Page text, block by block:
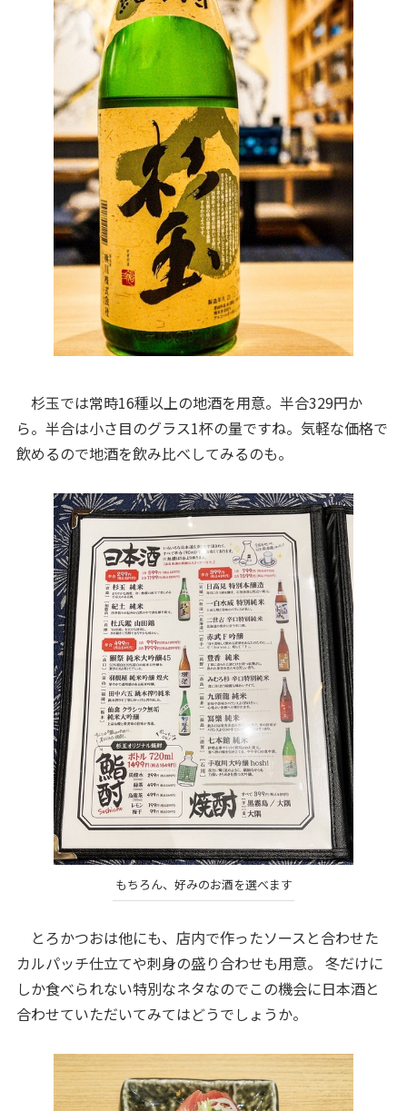
杉玉では常時16種以上の地酒を用意。半合329円か
ら。半合は小さ目のグラス1杯の量ですね。気軽な価格で
飲めるので地酒を飲み比べしてみるのも。
もちろん、好みのお酒を選べます
とろかつおは他にも、店内で作ったソースと合わせた
カルパッチ仕立てや刺身の盛り合わせも用意。 冬だけに
しか食べられない特別なネタなのでこの機会に日本酒と
合わせていただいてみてはどうでしょうか。